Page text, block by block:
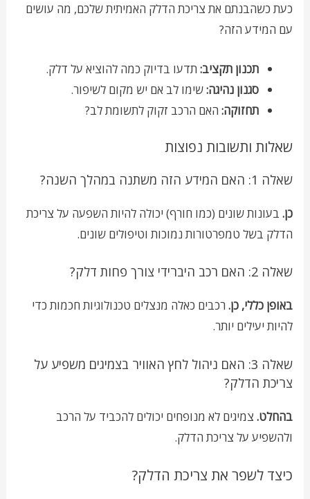
כעת כשהבנתם את צריכת הדלק האמיתית שלכם, מה עושים
עם המידע הזה?
תכנון תקציב: תדעו בדיוק כמה להוציא על דלק.
סגנון נהיגה:שימו לב אם יש מקום לשיפור.
תחזוקה: האם הרכב זקוק לתשומת לב?
שאלות ותשובות נפוצות
שאלה 1: האם המידע הזה משתנה במהלך השנה?
כן. בעונות שונים (כמו חורף) יכולה להיות השפעה על צריכת
הדלק בשל טמפרטורות נמוכות וטיפולים שונים.
שאלה 2: האם רכב היברידי צורך פחות דלק?
באופן כללי, כן. רכבים כאלה מנצלים טכנולוגיות חכמות כדי
להיות יעילים יותר.
שאלה 3: האם ניהול לחץ האוויר בצמיגים משפיע על
צריכת הדלק?
בהחלט. צמיגים לא מנופחים יכולים להכביד על הרכב
ולהשפיע על צריכת הדלק.
כיצד לשפר את צריכת הדלק?